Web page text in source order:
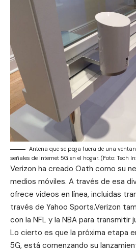
Antena que se pega fuera de una
señales de Internet 5G en el hogar. (Foto: Tech
Verizon ha creado Oath como su
medios móviles. A través de esa
ofrece videos en línea, incluidas
través de Yahoo Sports.Verizon
con la NFL y la NBA para transmitir
Lo cierto es que la próxima etapa
5G, está comenzando su